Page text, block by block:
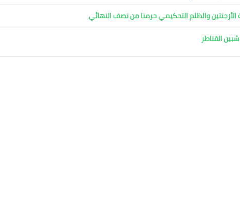
والظلم التحكيمي حرمنا من نصف النهائي
القناطر